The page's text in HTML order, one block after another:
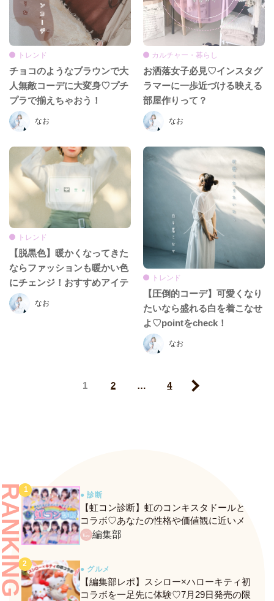
なお
トレンド
チョコのようなブラウンで大
人無敵コーデに大変身♡プチ
プラで揃えちゃおう！
なお
カルチャー・暮らし
お洒落女子必見♡インスタグ
ラマーに一歩近づける映える
部屋作りって？
なお
トレンド
【脱黒色】暖かくなってきた
ならファッションも暖かい色
にチェンジ！おすすめアイテ
ムたちでコーデ♡
なお
トレンド
【圧倒的コーデ】可愛くなり
たいなら盛れる白を着こなせ
よ♡pointをcheck！
1 2 … 4 Next
● 診断
【虹コン診断】虹のコンキスタドールと
コラボ♡あなたの性格や価値観に近いメ
ンバーがわかる、fasmeの新診断がスター
編集部
● グルメ
【編集部レポ】スシロー×ハローキティ初
コラボを一足先に体験♡7月29日発売の限